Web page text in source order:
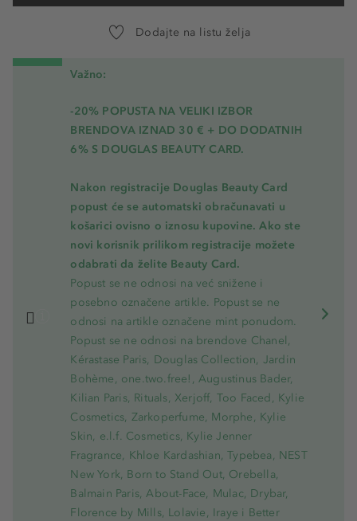
Dodajte na listu želja
Važno:
-20% POPUSTA NA VELIKI IZBOR
BRENDOVA IZNAD 30 € + DO DODATNIH
6% S DOUGLAS BEAUTY CARD.
Nakon registracije Douglas Beauty Card
popust će se automatski obračunavati u
košarici ovisno o iznosu kupovine. Ako ste
novi korisnik prilikom registracije možete
odabrati da želite Beauty Card.
Popust se ne odnosi na već snižene i
posebno označene artikle. Popust se ne
odnosi na artikle označene mint ponudom.
Popust se ne odnosi na brendove Chanel,
Kérastase Paris, Douglas Collection, Jardin
Bohème, one.two.free!, Augustinus Bader,
Kilian Paris, Rituals, Xerjoff, Too Faced, Kylie
Cosmetics, Zarkoperfume, Morphe, Kylie
Skin, e.l.f. Cosmetics, Kylie Jenner
Fragrance, Khloe Kardashian, Typebea, NEST
New York, Born to Stand Out, Orebella,
Balmain Paris, About-Face, Mulac, Drybar,
Florence by Mills, Lolavie, Iraye i Better